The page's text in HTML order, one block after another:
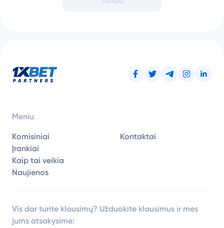
Meniu
Komisiniai
Įrankiai
Kaip tai veikia
Naujienos
Kontaktai
Vis dar turite klausimų? Užduokite klausimus ir mes
jums atsakysime: